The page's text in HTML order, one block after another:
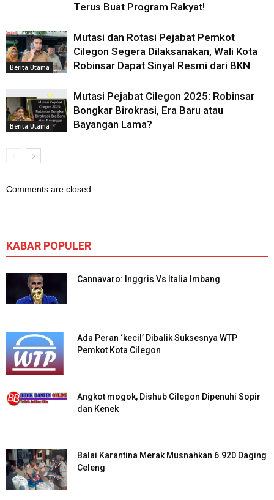
Terus Buat Program Rakyat!
Berita Utama
Mutasi dan Rotasi Pejabat Pemkot
Cilegon Segera Dilaksanakan, Wali Kota
Robinsar Dapat Sinyal Resmi dari BKN
Berita Utama
Mutasi Pejabat Cilegon 2025: Robinsar
Bongkar Birokrasi, Era Baru atau
Bayangan Lama?
Comments are closed.
KABAR POPULER
Cannavaro: Inggris Vs Italia Imbang
Ada Peran ‘kecil’ Dibalik Suksesnya WTP
Pemkot Kota Cilegon
Angkot mogok, Dishub Cilegon Dipenuhi Sopir
dan Kenek
Balai Karantina Merak Musnahkan 6.920 Daging
Celeng